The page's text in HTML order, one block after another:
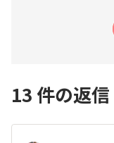
13 件の返信